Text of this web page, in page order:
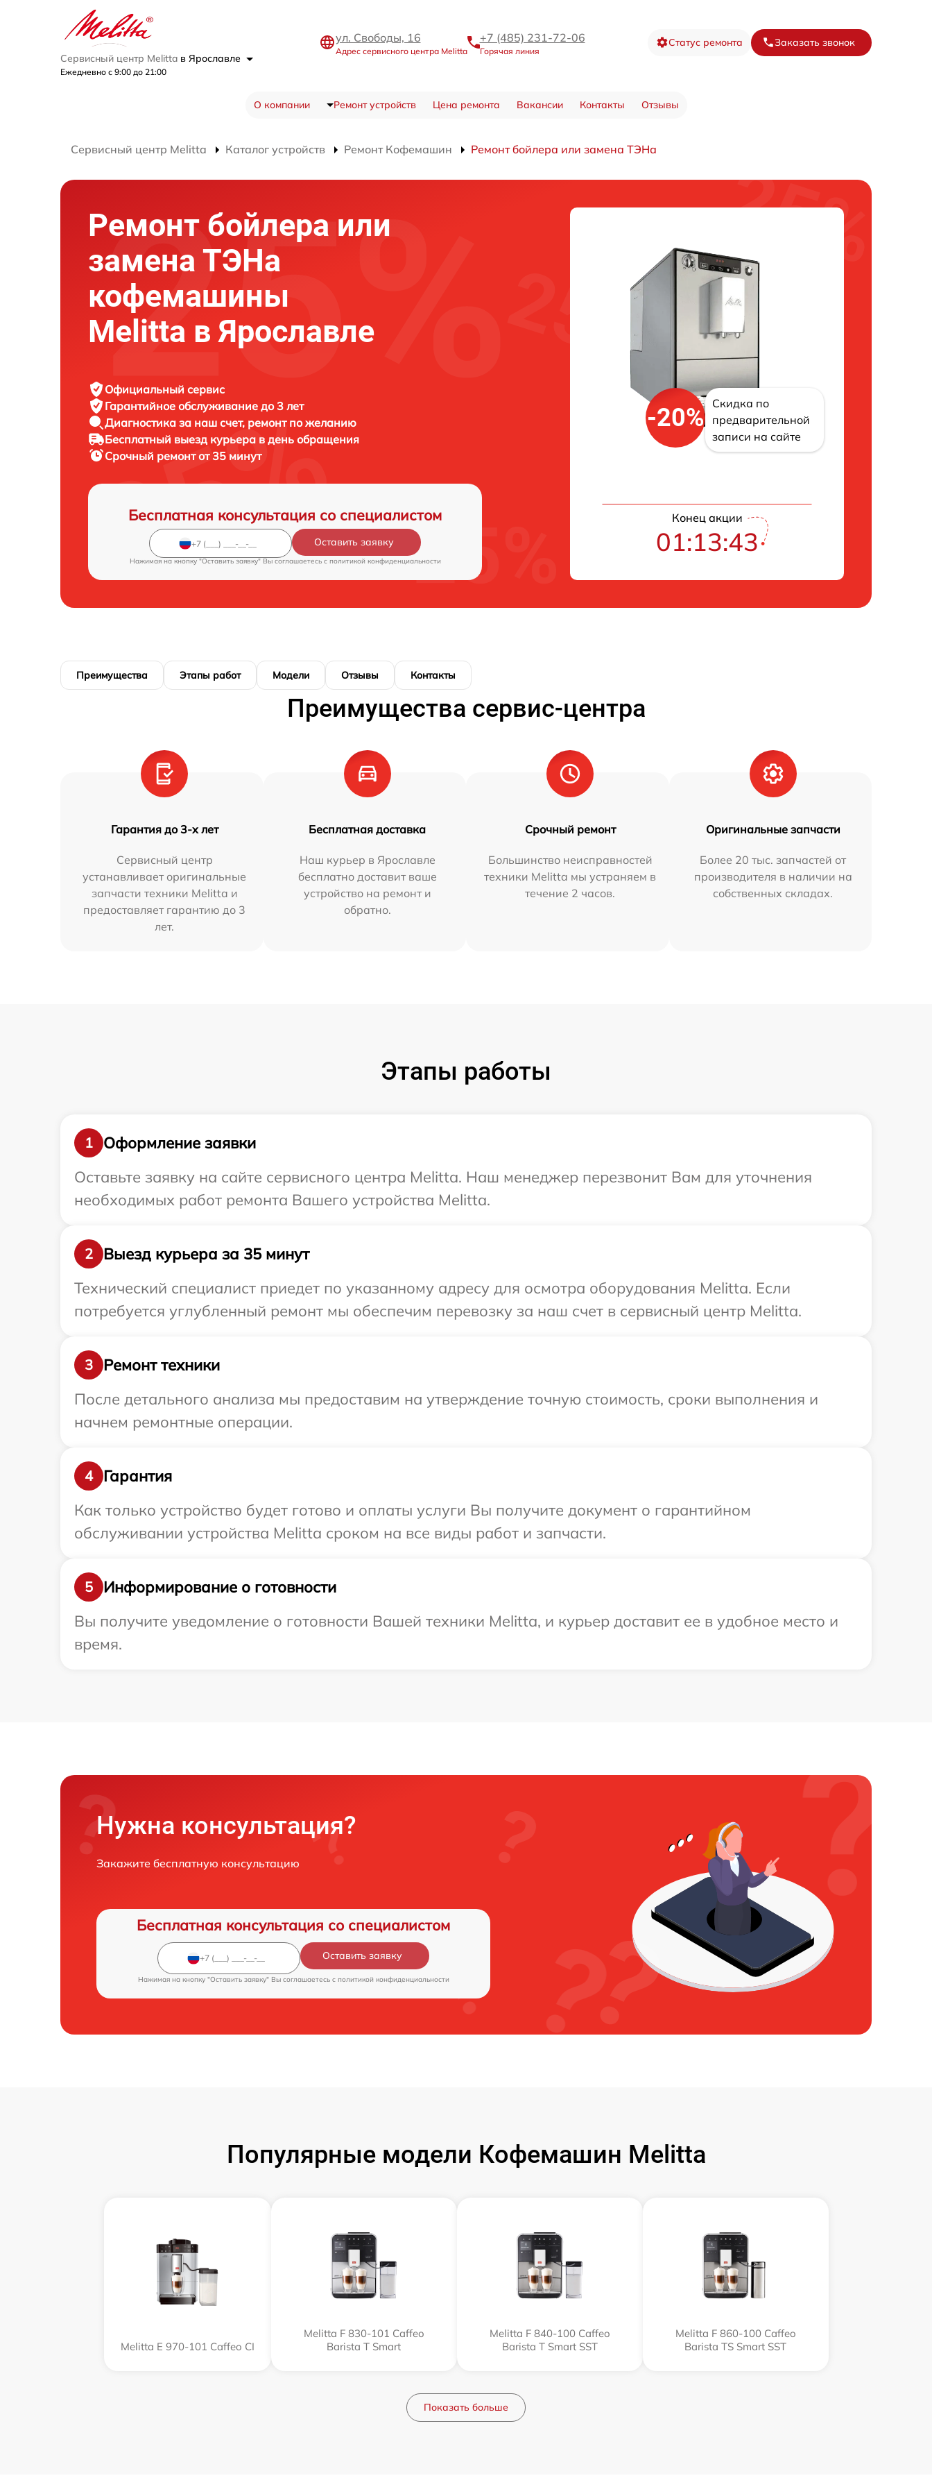
Сервисный центр Melitta в Ярославле
Ежедневно с 9:00 до 21:00
ул. Свободы, 16
Адрес сервисного центра Melitta
+7 (485) 231-72-06
Горячая линия
Статус ремонта Заказать звонок
О компании Ремонт устройств Цена ремонта Вакансии Контакты Отзывы
Сервисный центр Melitta Каталог устройств Ремонт Кофемашин Ремонт бойлера или замена ТЭНа
Ремонт бойлера или
замена ТЭНа
кофемашины
Melitta в Ярославле
Официальный сервис
Гарантийное обслуживание до 3 лет
Диагностика за наш счет, ремонт по желанию
Бесплатный выезд курьера в день обращения
Срочный ремонтот 35 минут
Бесплатная консультация со специалистом
Оставить заявку
Нажимая на кнопку "Оставить заявку" Вы соглашаетесь c политикой конфиденциальности
-20%
Скидка по
предварительной
записи на сайте
Конец акции
01:13:42
Преимущества Этапы работ Модели Отзывы Контакты
Преимущества сервис-центра
Гарантия до 3-х лет
Сервисный центр
устанавливает оригинальные
запчасти техники Melitta и
предоставляет гарантию до 3
лет.
Бесплатная доставка
Наш курьер в Ярославле
бесплатно доставит ваше
устройство на ремонт и
обратно.
Срочный ремонт
Большинство неисправностей
техники Melitta мы устраняем в
течение 2 часов.
Оригинальные запчасти
Более 20 тыс. запчастей от
производителя в наличии на
собственных складах.
Этапы работы
1
Оформление заявки
Оставьте заявку на сайте сервисного центра Melitta. Наш менеджер перезвонит Вам для уточнения
необходимых работ ремонта Вашего устройства Melitta.
2
Выезд курьера за 35 минут
Технический специалист приедет по указанному адресу для осмотра оборудования Melitta. Если
потребуется углубленный ремонт мы обеспечим перевозку за наш счет в сервисный центр Melitta.
3
Ремонт техники
После детального анализа мы предоставим на утверждение точную стоимость, сроки выполнения и
начнем ремонтные операции.
4
Гарантия
Как только устройство будет готово и оплаты услуги Вы получите документ о гарантийном
обслуживании устройства Melitta сроком на все виды работ и запчасти.
5
Информирование о готовности
Вы получите уведомление о готовности Вашей техники Melitta, и курьер доставит ее в удобное место и
время.
Нужна консультация?
Закажите бесплатную консультацию
Бесплатная консультация со специалистом
Оставить заявку
Нажимая на кнопку "Оставить заявку" Вы соглашаетесь c политикой конфиденциальности
Популярные модели Кофемашин Melitta
Melitta Е 970-101 Caffeo CI
Melitta F 830-101 Caffeo
Barista T Smart
Melitta F 840-100 Caffeo
Barista T Smart SST
Melitta F 860-100 Caffeo
Barista TS Smart SST
Показать больше